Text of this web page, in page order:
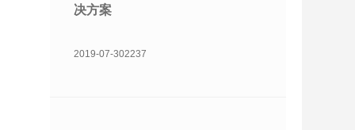
决方案
2019-07-302237